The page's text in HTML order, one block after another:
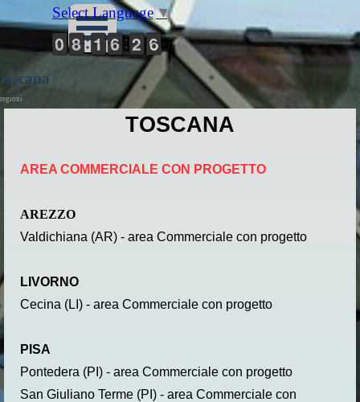
Vai ai contenuti Salta menù
Select Language▼
9
9
0
0 7
7
8
8 1
1
1
1 5
5
6
6 1
1
2
2 6
6
7
toscana
regioni
TOSCANA
AREA COMMERCIALE CON PROGETTO
AREZZO
Valdichiana (AR) - area Commerciale con progetto
LIVORNO
Cecina (LI) - area Commerciale con progetto
PISA
Pontedera (PI) - area Commerciale con progetto
San Giuliano Terme (PI) - area Commerciale con